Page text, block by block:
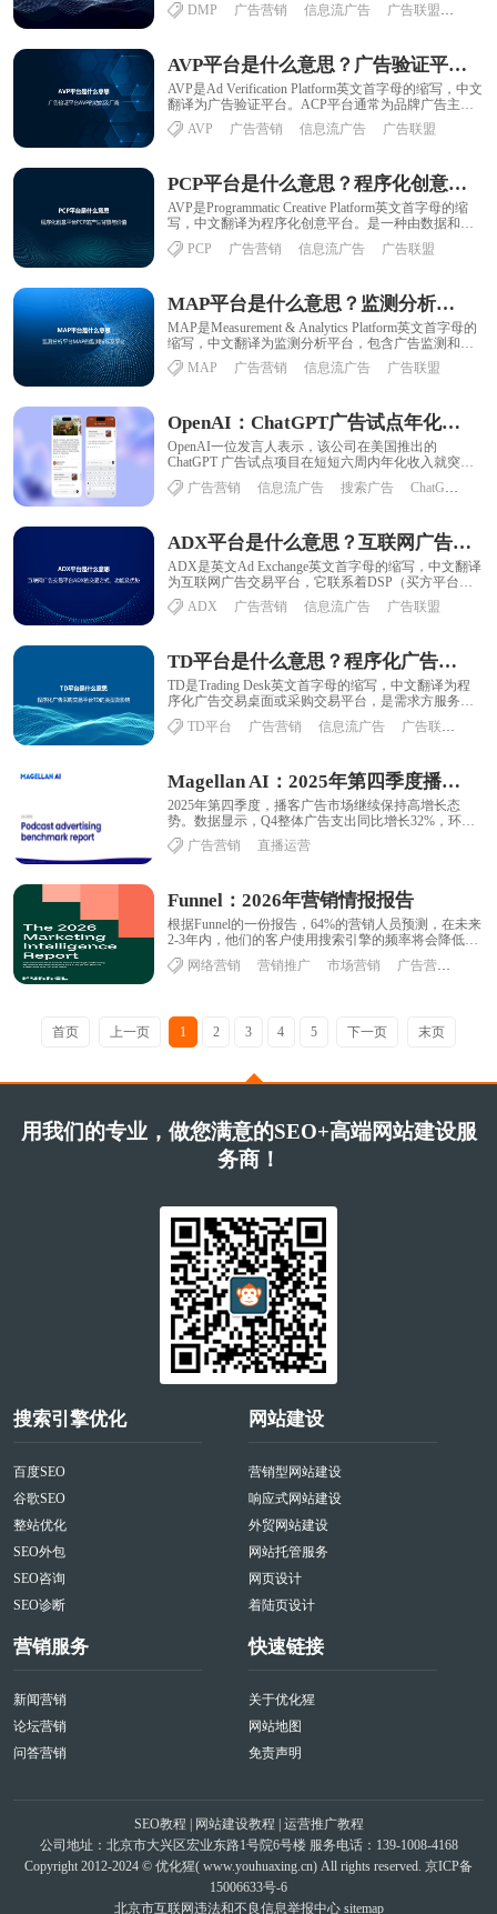
DMP 广告营销 信息流广告 广告联盟
AVP平台是什么意思？广告验证平台AVP的功能及厂商
AVP是Ad Verification Platform英文首字母的缩写，中文
翻译为广告验证平台。ACP平台通常为品牌广告主服
务，为其提供广......
AVP 广告营销 信息流广告 广告联盟
PCP平台是什么意思？程序化创意平台PCP的产生背景与价值
AVP是Programmatic Creative Platform英文首字母的缩
写，中文翻译为程序化创意平台。是一种由数据和算
法驱动，通过......
PCP 广告营销 信息流广告 广告联盟
MAP平台是什么意思？监测分析平台MAP的监测指标及平台
MAP是Measurement & Analytics Platform英文首字母的
缩写，中文翻译为监测分析平台，包含广告监测和网
站......
MAP 广告营销 信息流广告 广告联盟
OpenAI：ChatGPT广告试点年化收入突破1亿美元
OpenAI一位发言人表示，该公司在美国推出的
ChatGPT 广告试点项目在短短六周内年化收入就突破
了 1 亿美元大关，这表明市场对这家人......
广告营销 信息流广告 搜索广告 ChatGPT
ADX平台是什么意思？互联网广告交易平台ADX的交易方式、功能及优势
ADX是英文Ad Exchange英文首字母的缩写，中文翻译
为互联网广告交易平台，它联系着DSP（买方平台）
和SSP（卖方平台），通过接入S......
ADX 广告营销 信息流广告 广告联盟
TD平台是什么意思？程序化广告采购交易平台TD的类型及影响
TD是Trading Desk英文首字母的缩写，中文翻译为程
序化广告交易桌面或采购交易平台，是需求方服务平
台，类似DSP，为需求方提供整合多......
TD平台 广告营销 信息流广告 广告联盟
Magellan AI：2025年第四季度播客广告报告
2025年第四季度，播客广告市场继续保持高增长态
势。数据显示，Q4整体广告支出同比增长32%，环比
Q3增长17%，其中12月广告投放强度显著......
广告营销 直播运营
Funnel：2026年营销情报报告
根据Funnel的一份报告，64%的营销人员预测，在未来
2-3年内，他们的客户使用搜索引擎的频率将会降低。
事实上，近年来人工智能在搜索中的使......
网络营销 营销推广 市场营销 广告营销
首页 上一页 1 2 3 4 5 下一页 末页
用我们的专业，做您满意的SEO+高端网站建设服
务商！
搜索引擎优化
百度SEO
谷歌SEO
整站优化
SEO外包
SEO咨询
SEO诊断
网站建设
营销型网站建设
响应式网站建设
外贸网站建设
网站托管服务
网页设计
着陆页设计
营销服务
新闻营销
论坛营销
问答营销
快速链接
关于优化猩
网站地图
免责声明
SEO教程 网站建设教程
运营推广教程
公司地址：北京市大兴区宏业东路1号院6号楼 服务电话：139-1008-4168
Copyright 2012-2024 © 优化猩( www.youhuaxing.cn) All rights reserved. 京ICP备
15006633号-6
北京市互联网违法和不良信息举报中心 sitemap